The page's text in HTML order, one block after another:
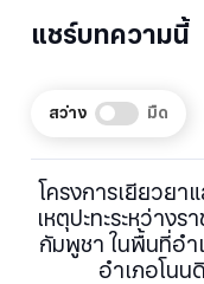
แชร์บทความนี้
สว่าง มืด
โครงการเยียวยา
เหตุปะทะระหว่าง
กัมพูชา ในพื้นที่อำ
อำเภอโนน